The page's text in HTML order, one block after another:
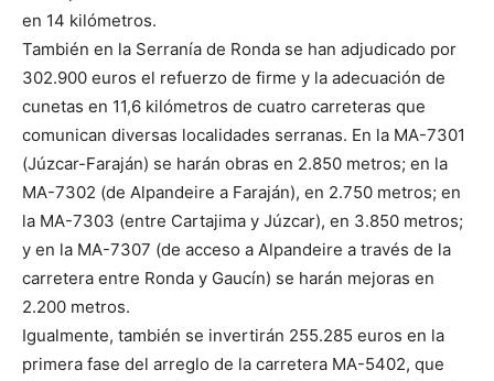
en 14 kilómetros.
También en la Serranía de Ronda se han adjudicado por
302.900 euros el refuerzo de firme y la adecuación de
cunetas en 11,6 kilómetros de cuatro carreteras que
comunican diversas localidades serranas. En la MA-7301
(Júzcar-Faraján) se harán obras en 2.850 metros; en la
MA-7302 (de Alpandeire a Faraján), en 2.750 metros; en
la MA-7303 (entre Cartajima y Júzcar), en 3.850 metros;
y en la MA-7307 (de acceso a Alpandeire a través de la
carretera entre Ronda y Gaucín) se harán mejoras en
2.200 metros.
Igualmente, también se invertirán 255.285 euros en la
primera fase del arreglo de la carretera MA-5402, que